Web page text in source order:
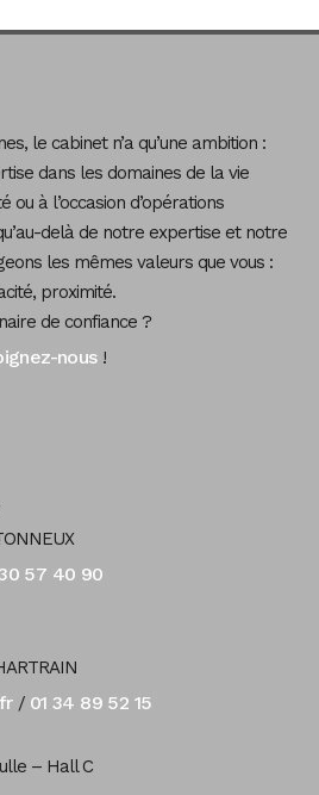
le cabinet n’a qu’une ambition :
dans les domaines de la vie
à l’occasion d’opérations
delà de notre expertise et notre
les mêmes valeurs que vous :
proximité.
de confiance ?
nous!
57 40 90
/ 01 34 89 52 15
– Hall C